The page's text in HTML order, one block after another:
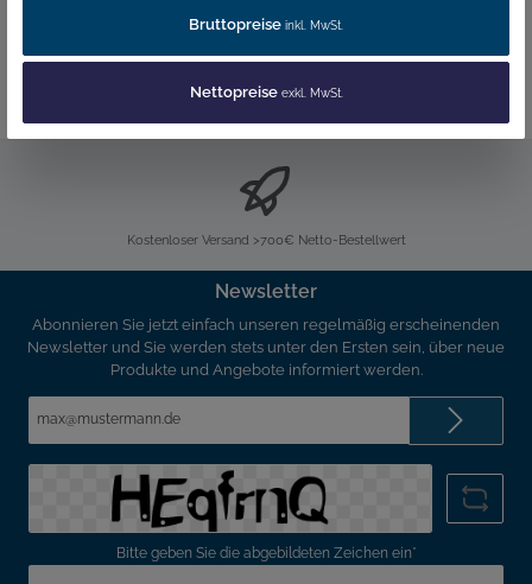
Kostenloser Versand >700€ Netto-Bestellwert
Newsletter
Abonnieren Sie jetzt einfach unseren regelmäßig erscheinenden
Newsletter und Sie werden stets unter den Ersten sein, über neue
Produkte und Angebote informiert werden.
Bitte geben Sie die abgebildeten Zeichen ein*
Bruttopreise inkl. MwSt.
Nettopreise exkl. MwSt.